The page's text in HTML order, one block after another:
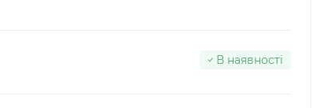
В наявності